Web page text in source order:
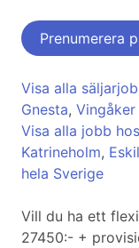
Prenumerera
Visa alla
Gnesta, Vingåker
Visa alla jobb
Katrineholm,
hela Sverige
Vill du ha ett
27450:- +